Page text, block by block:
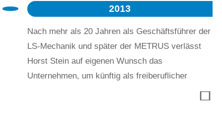
2013
Nach mehr als 20 Jahren als Geschäftsführer der
LS-Mechanik und später der METRUS verlässt
Horst Stein auf eigenen Wunsch das
Unternehmen, um künftig als freiberuflicher
Ingenieur zu arbeiten. Die METRUS GmbH wird